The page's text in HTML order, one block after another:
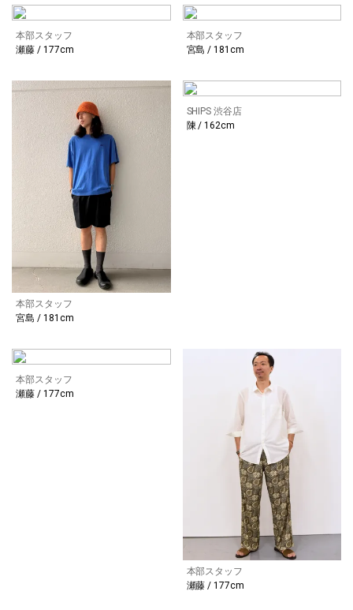
本部スタッフ
瀬藤 / 177cm
本部スタッフ
宮島 / 181cm
本部スタッフ
宮島 / 181cm
SHIPS 渋谷店
陳 / 162cm
本部スタッフ
瀬藤 / 177cm
本部スタッフ
瀬藤 / 177cm